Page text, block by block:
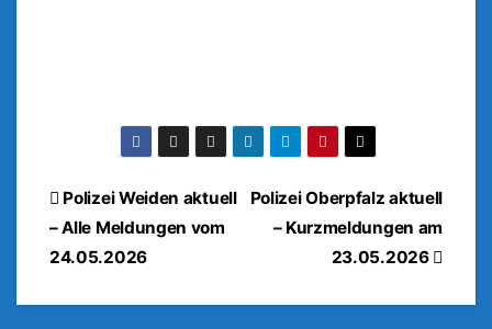
Beitragsnavigation
Polizei Oberpfalz aktuell
– Kurzmeldungen am
23.05.2026
Polizei Weiden aktuell
– Alle Meldungen vom
24.05.2026